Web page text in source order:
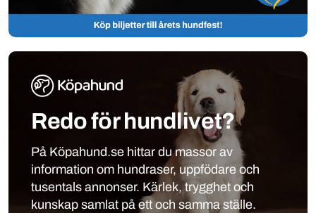
Redo för hundlivet?
På Köpahund.se hittar du massor av
information om hundraser, uppfödare och
tusentals annonser. Kärlek, trygghet och
kunskap samlat på ett och samma ställe.